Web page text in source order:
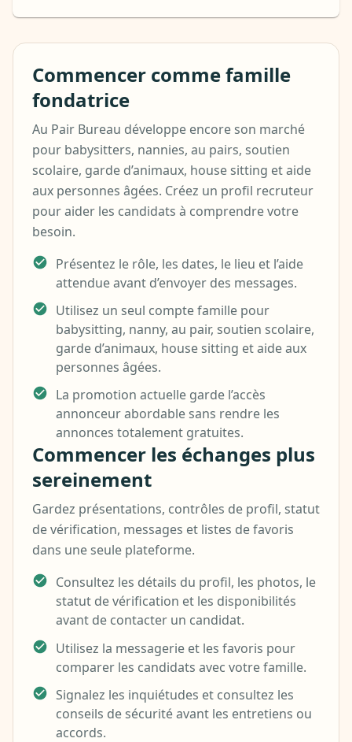
Commencer comme famille
fondatrice
Au Pair Bureau développe encore son marché
pour babysitters, nannies, au pairs, soutien
scolaire, garde d’animaux, house sitting et aide
aux personnes âgées. Créez un profil recruteur
pour aider les candidats à comprendre votre
besoin.
Présentez le rôle, les dates, le lieu et l’aide
attendue avant d’envoyer des messages.
Utilisez un seul compte famille pour
babysitting, nanny, au pair, soutien scolaire,
garde d’animaux, house sitting et aide aux
personnes âgées.
La promotion actuelle garde l’accès
annonceur abordable sans rendre les
annonces totalement gratuites.
Commencer les échanges plus
sereinement
Gardez présentations, contrôles de profil, statut
de vérification, messages et listes de favoris
dans une seule plateforme.
Consultez les détails du profil, les photos, le
statut de vérification et les disponibilités
avant de contacter un candidat.
Utilisez la messagerie et les favoris pour
comparer les candidats avec votre famille.
Signalez les inquiétudes et consultez les
conseils de sécurité avant les entretiens ou
accords.